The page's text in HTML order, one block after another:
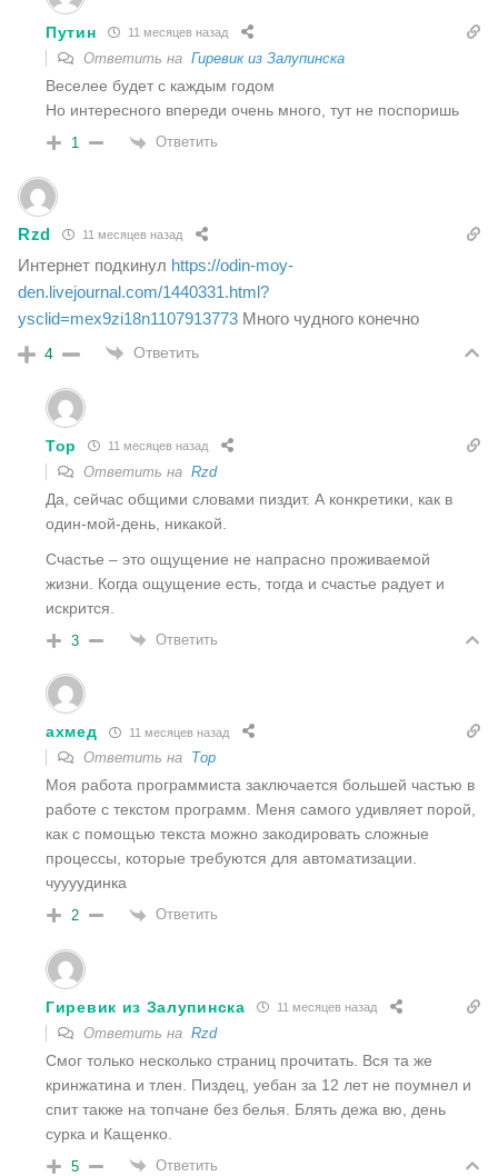
Путин 11 месяцев назад
Ответить на Гиревик из Залупинска
Веселее будет с каждым годом
Но интересного впереди очень много, тут не поспоришь
1 Ответить
Rzd 11 месяцев назад
Интернет подкинул https://odin-moy-
den.livejournal.com/1440331.html?
ysclid=mex9zi18n1107913773 Много чудного конечно
4 Ответить
Тор 11 месяцев назад
Ответить на Rzd
Да, сейчас общими словами пиздит. А конкретики, как в
один-мой-день, никакой.
Счастье – это ощущение не напрасно проживаемой
жизни. Когда ощущение есть, тогда и счастье радует и
искрится.
3 Ответить
ахмед 11 месяцев назад
Ответить на Тор
Моя работа программиста заключается большей частью в
работе с текстом программ. Меня самого удивляет порой,
как с помощью текста можно закодировать сложные
процессы, которые требуются для автоматизации.
чуууудинка
2 Ответить
Гиревик из Залупинска 11 месяцев назад
Ответить на Rzd
Смог только несколько страниц прочитать. Вся та же
кринжатина и тлен. Пиздец, уебан за 12 лет не поумнел и
спит также на топчане без белья. Блять дежа вю, день
сурка и Кащенко.
5 Ответить